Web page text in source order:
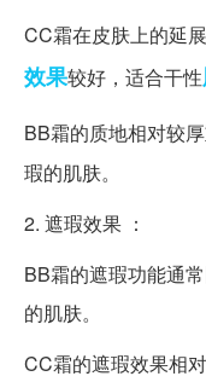
CC霜在皮肤上的延
效果较好，适合干性
BB霜的质地相对较
瑕的肌肤。
2. 遮瑕效果 ：
BB霜的遮瑕功能通
的肌肤。
CC霜的遮瑕效果相